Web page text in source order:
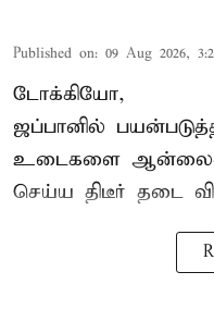
Published on: 09 Aug 2026,
டோக்கியோ,
ஜப்பானில்
உடைகளை ஆன்லைன்
செய்ய திடீர் தடை